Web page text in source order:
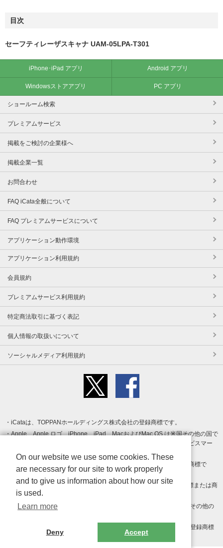
目次
セーフティレーザスキャナ UAM-05LPA-T301
iPhone･iPad アプリ Android アプリ
Windowsストアアプリ PC アプリ
ショールーム検索
プレミアムサービス
掲載をご検討の企業様へ
掲載企業一覧
お問合わせ
FAQ iCata全般について
FAQ プレミアムサービスについて
アプリケーション動作環境
アプリケーション利用規約
会員規約
プレミアムサービス利用規約
特定商法取引に基づく表記
個人情報の取扱いについて
ソーシャルメディア利用規約
iCataは、TOPPANホールディングス株式会社の登録商標です。
Apple、Apple ロゴ、iPhone、iPad、MacおよびMac OS は米国その他の国で
登録された Apple Inc. の商標です。App Store は Apple Inc. のサービスマー
クです。
Android、Google Play および Google Play ロゴ は Google LLC の商標で
す。
Windows は Microsoft Inc.の米国およびその他の国における登録商標または商
標です。
Adobe、Adobe Reader、Adobe PDF は、Adobe Inc.の米国およびその他の
その他、記載されている会社名、商品名、ロゴは各社の商標または登録商標
On our website we use some cookies. These
are necessary for our site to work properly
and to give us information about how our site
is used.
Learn more
Deny Accept